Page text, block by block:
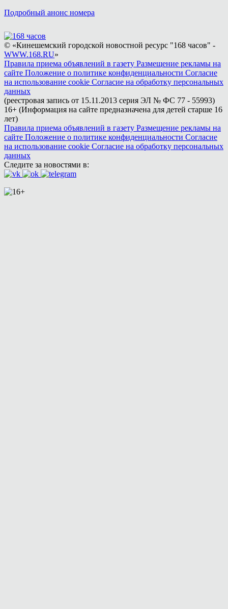
Подробный анонс номера
© «Кинешемский городской новостной ресурс "168 часов" -
WWW.168.RU»
Правила приема объявлений в газету Размещение рекламы на
сайте Положение о политике конфиденциальности Согласие
на использование cookie Согласие на обработку персональных
данных
(реестровая запись от 15.11.2013 серия ЭЛ № ФС 77 - 55993)
16+ (Информация на сайте предназначена для детей старше 16
лет)
Правила приема объявлений в газету Размещение рекламы на
сайте Положение о политике конфиденциальности Согласие
на использование cookie Согласие на обработку персональных
данных
Следите за новостями в: